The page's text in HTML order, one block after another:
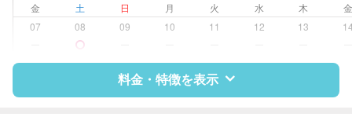
金 土 日 月 火 水 木
07
08 09 10 11 12 13
料金・特徴を表示